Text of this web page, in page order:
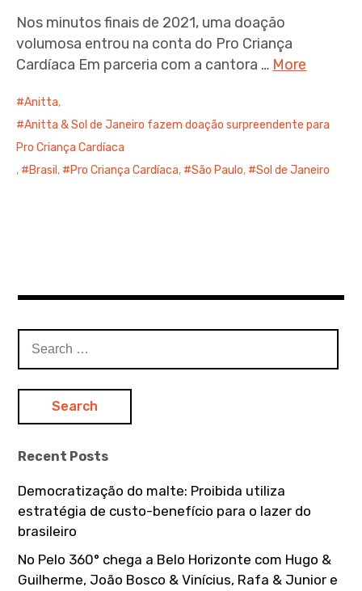
Nos minutos finais de 2021, uma doação
volumosa entrou na conta do Pro Criança
Cardíaca Em parceria com a cantora … More
Anitta,
Anitta & Sol de Janeiro fazem doação surpreendente para
Pro Criança Cardíaca
,
Brasil , Pro Criança Cardíaca, São Paulo, Sol de Janeiro
c
f
r
:
Recent Posts
Democratização do malte: Proibida utiliza
estratégia de custo-benefício para o lazer do
brasileiro
No Pelo 360° chega a Belo Horizonte com Hugo &
Guilherme, João Bosco & Vinícius, Rafa & Junior e